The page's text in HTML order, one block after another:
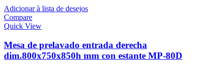
€1004,71.€717,65.
Adicionar à lista de desejos
Compare
Quick View
Mesa de prelavado entrada derecha
dim.800x750x850h mm con estante MP-80D